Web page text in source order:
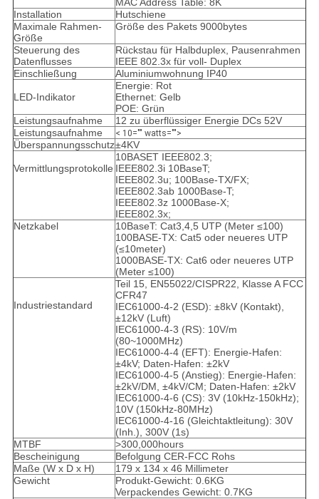
MAC Address Table: 8K
Installation
Hutschiene
Maximale Rahmen-
Größe
Größe des Pakets 9000bytes
Steuerung des
Datenflusses
Rückstau für Halbduplex, Pausenrahmen
IEEE 802.3x für voll- Duplex
Einschließung
Aluminiumwohnung IP40
LED-Indikator
Energie: Rot
Ethernet: Gelb
POE: Grün
Leistungsaufnahme
12 zu überflüssiger Energie DCs 52V
Leistungsaufnahme
< 10="" watts="">
Überspannungsschutz±4KV
Vermittlungsprotokolle
10BASET IEEE802.3;
IEEE802.3i 10BaseT;
IEEE802.3u; 100Base-TX/FX;
IEEE802.3ab 1000Base-T;
IEEE802.3z 1000Base-X;
IEEE802.3x;
Netzkabel
10BaseT: Cat3,4,5 UTP (Meter ≤100)
100BASE-TX: Cat5 oder neueres UTP
(≤10meter)
1000BASE-TX: Cat6 oder neueres UTP
(Meter ≤100)
Industriestandard
Teil 15, EN55022/CISPR22, Klasse A FCC
CFR47
IEC61000-4-2 (ESD): ±8kV (Kontakt),
±12kV (Luft)
IEC61000-4-3 (RS): 10V/m
(80~1000MHz)
IEC61000-4-4 (EFT): Energie-Hafen:
±4kV; Daten-Hafen: ±2kV
IEC61000-4-5 (Anstieg): Energie-Hafen:
±2kV/DM, ±4kV/CM; Daten-Hafen: ±2kV
IEC61000-4-6 (CS): 3V (10kHz-150kHz);
10V (150kHz-80MHz)
IEC61000-4-16 (Gleichtaktleitung): 30V
(Inh.), 300V (1s)
MTBF
>300,000hours
Bescheinigung
Befolgung CER-FCC Rohs
Maße (W x D x H)
179 x 134 x 46 Millimeter
Gewicht
Produkt-Gewicht: 0.6KG
Verpackendes Gewicht: 0.7KG